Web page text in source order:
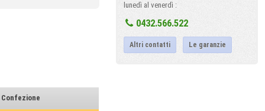
Confezione
lunedì al venerdì :
0432.566.522
Altri contatti Le garanzie